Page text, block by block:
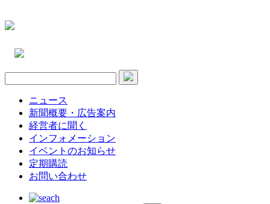
ニュース
新聞概要・広告案内
経営者に聞く
インフォメーション
イベントのお知らせ
定期購読
お問い合わせ